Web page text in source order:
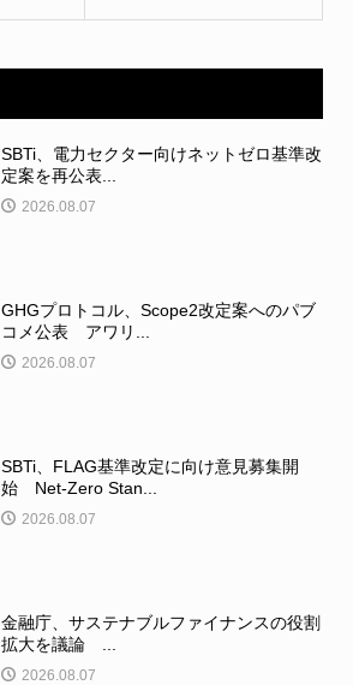
SBTi、電力セクター向けネットゼロ基準改
定案を再公表...
2026.08.07
GHGプロトコル、Scope2改定案へのパブ
コメ公表 アワリ...
2026.08.07
SBTi、FLAG基準改定に向け意見募集開
始 Net-Zero Stan...
2026.08.07
金融庁、サステナブルファイナンスの役割
拡大を議論 ...
2026.08.07